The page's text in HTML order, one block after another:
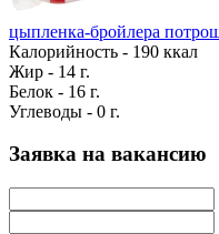
цыпленка-бройлера
Калорийность - 190 ккал
Жир - 14 г.
Белок - 16 г.
Углеводы - 0 г.
Заявка на вакансию